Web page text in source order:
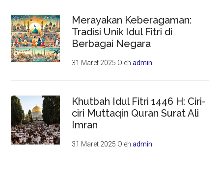
Merayakan Keberagaman:
Tradisi Unik Idul Fitri di
Berbagai Negara
31 Maret 2025 Olehadmin
Khutbah Idul Fitri 1446 H: Ciri-
ciri Muttaqin Quran Surat Ali
Imran
31 Maret 2025 Olehadmin